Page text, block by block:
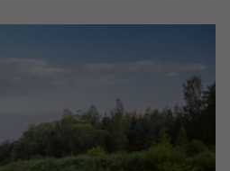
Projekti
Mediju atbalsta fonds